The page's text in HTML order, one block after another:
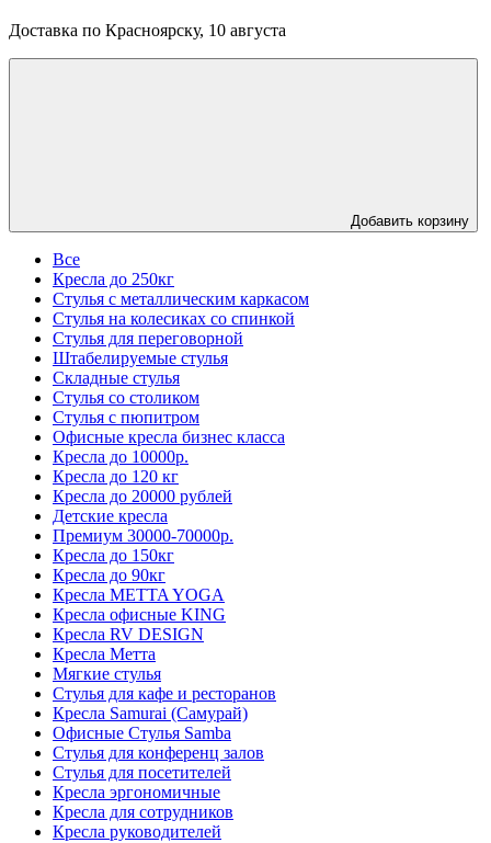
Доставка по Красноярску, 10 августа
Добавить корзину
Все
Кресла до 250кг
Стулья с металлическим каркасом
Стулья на колесиках со спинкой
Стулья для переговорной
Штабелируемые стулья
Складные стулья
Стулья со столиком
Стулья с пюпитром
Офисные кресла бизнес класса
Кресла до 10000р.
Кресла до 120 кг
Кресла до 20000 рублей
Детские кресла
Премиум 30000-70000р.
Кресла до 150кг
Кресла до 90кг
Кресла METTA YOGA
Кресла офисные KING
Кресла RV DESIGN
Кресла Метта
Мягкие стулья
Стулья для кафе и ресторанов
Кресла Samurai (Самурай)
Офисные Стулья Samba
Стулья для конференц залов
Стулья для посетителей
Кресла эргономичные
Кресла для сотрудников
Кресла руководителей